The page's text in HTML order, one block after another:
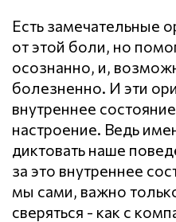
Есть замечательные
от этой боли, но
осознанно, и,
болезненно. И эти
внутреннее
настроение. Ведь
диктовать наше
за это внутреннее
мы сами, важно
сверяться - как с